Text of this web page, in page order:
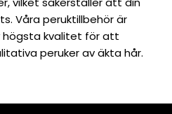
Våra peruktillbehör är
högsta kvalitet för att
peruker av äkta hår.